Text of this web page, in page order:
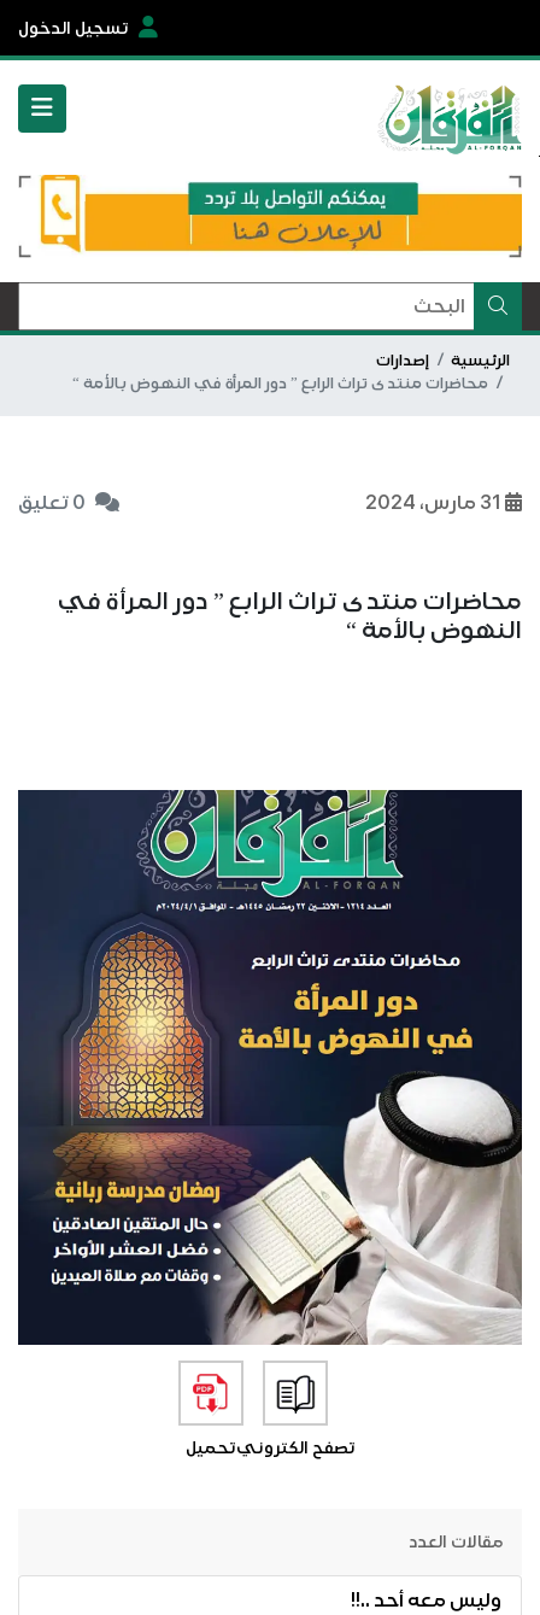
تسجيل الدخول
الرئيسية
إصدارات
محاضرات منتدى تراث الرابع ” دور المرأة في النهوض بالأمة “
0 تعليق
محاضرات منتدى تراث الرابع ” دور المرأة في
النهوض بالأمة “
تصفح الكترونيتحميل
مقالات العدد
وليس معه أحد ..!!